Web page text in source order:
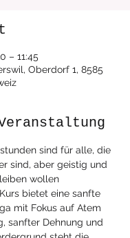
– 11:45
Oberdorf 1, 8585
sind für alle, die
sind, aber geistig und
wollen
bietet eine sanfte
mit Fokus auf Atem
sanfter Dehnung und